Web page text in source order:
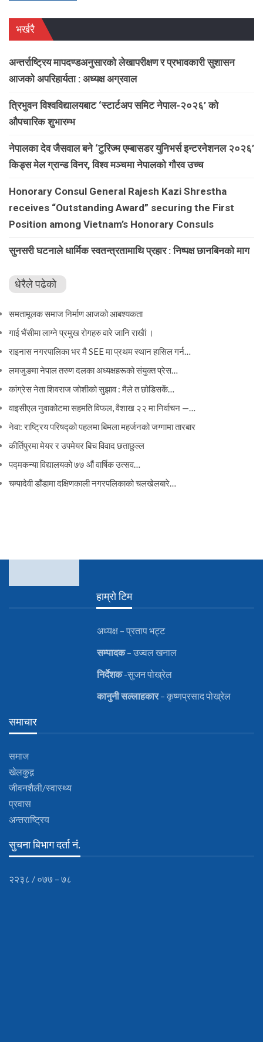
भर्खरै
अन्तर्राष्ट्रिय मापदण्डअनुसारको लेखापरीक्षण र प्रभावकारी सुशासन
आजको अपरिहार्यता : अध्यक्ष अग्रवाल
त्रिभुवन विश्वविद्यालयबाट ‘स्टार्टअप समिट नेपाल-२०२६’ को
औपचारिक शुभारम्भ
नेपालका देव जैसवाल बने ‘टुरिज्म एम्बासडर युनिभर्स इन्टरनेशनल २०२६’
किड्स मेल ग्रान्ड विनर, विश्व मञ्चमा नेपालको गौरव उच्च
Honorary Consul General Rajesh Kazi Shrestha
receives “Outstanding Award” securing the First
Position among Vietnam’s Honorary Consuls
सुनसरी घटनाले धार्मिक स्वतन्त्रतामाथि प्रहार : निष्पक्ष छानबिनको माग
धेरैले पढेको
समतामूलक समाज निर्माण आजको आबश्यकता
गाई भैंसीमा लाग्ने प्रमुख रोगहरु वारे जानि राखैां ।
राइनास नगरपालिका भर मै SEE मा प्रथम स्थान हासिल गर्न…
लमजुङमा नेपाल तरुण दलका अध्यक्षहरूको संयुक्त प्रेस…
कांग्रेस नेता शिवराज जोशीको सुझाव : मैले त छोडिसकें…
वाइसीएल नुवाकोटमा सहमति विफल, वैशाख २२ मा निर्वाचन —…
नेवा: राष्ट्रिय परिषद्को पहलमा बिमला महर्जनको जग्गामा तारबार
कीर्तिपुरमा मेयर र उपमेयर बिच विवाद छताछुल्ल
पद्मकन्या विद्यालयको ७७ औं ‌‌वार्षिक ‌उत्सव…
चम्पादेवी डाँडामा दक्षिणकाली नगरपलिकाको चलखेलबारे…
हाम्रो टिम
अध्यक्ष – प्रताप भट्ट
सम्पादक– उज्वल खनाल
निर्देशक-सुजन पोख्रेल
कानुनीसल्लाहकार– कृष्णप्रसाद पोख्रेल
समाचार
समाज
खेलकुद़़
जीवनशैली/स्वास्थ्य
प्रवास
अन्तराष्ट्रिय
सुचना बिभाग दर्ता नं.
२२३८ / ०७७ – ७८